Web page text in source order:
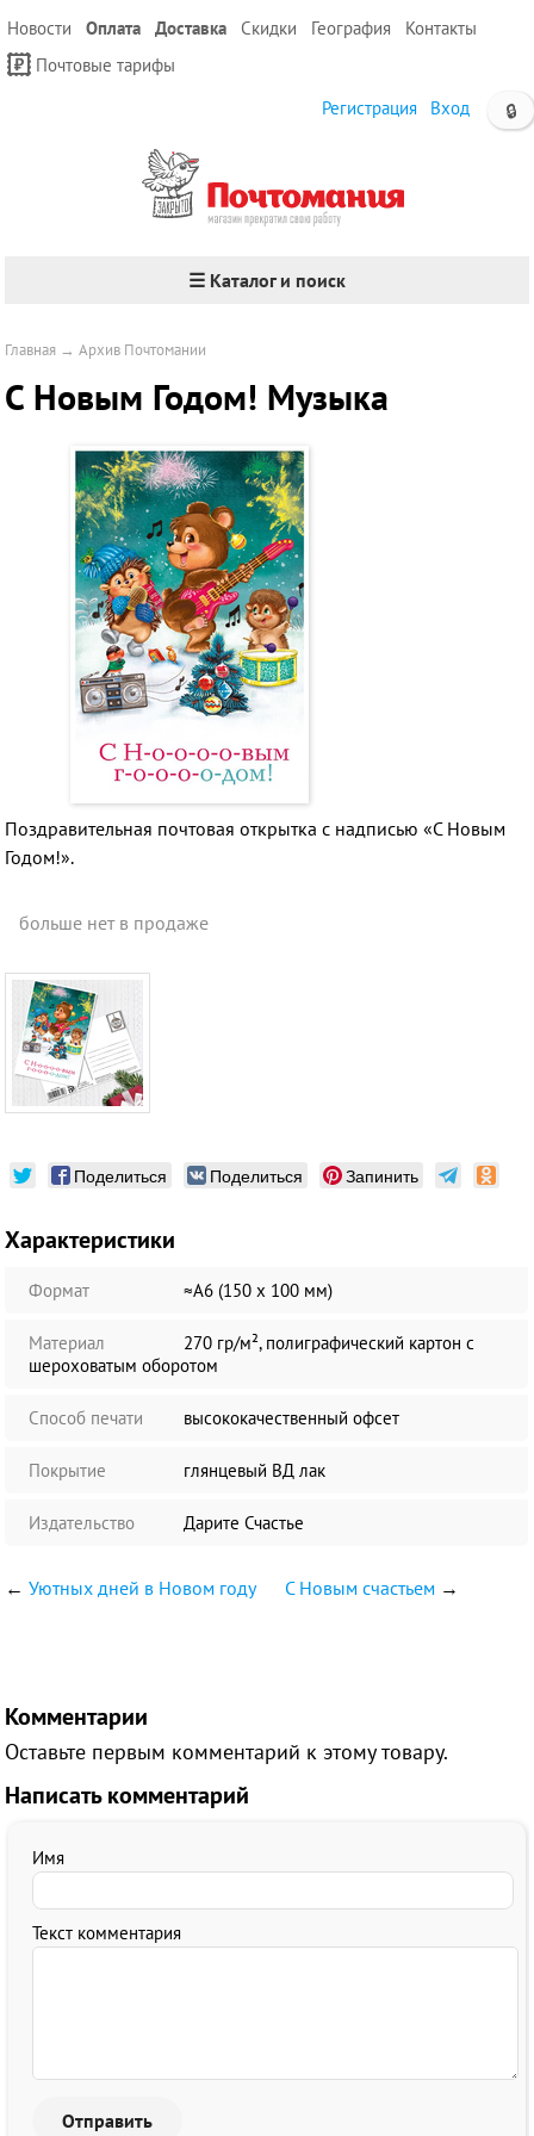
Новости Оплата Доставка Скидки География
Контакты
Почтовые тарифы
🔒
Регистрация Вход
☰ Каталог и поиск
Главная →Архив Почтомании
С Новым Годом! Музыка
Поздравительная почтовая открытка с надписью «С Новым
Годом!».
больше нет в продаже
Поделиться Поделиться Запинить
Характеристики
Формат ≈А6 (150 х 100 мм)
Материал
270 гр/м², полиграфический картон с
шероховатым оборотом
Способ печати высококачественный офсет
Покрытие глянцевый ВД лак
Издательство Дарите Счастье
←Уютных дней в Новом году С Новым счастьем →
Комментарии
Оставьте первым комментарий к этому товару.
Написать комментарий
Имя
Текст комментария